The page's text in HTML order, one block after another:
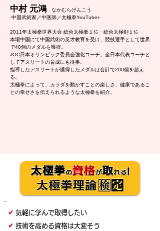
中村 元鴻 なかむらげんこう
-中国武術家／中医師／太極拳YouTuber-
2011年太極拳世界大会 総合太極拳１位・総合太極剣１位
本場中国にて中国武術の英才教育を受け、競技選手として世界
で40個のメダルを獲得。
JOC日本オリンピック委員会強化コーチ、全日本代表コーチと
してアスリートの育成にも従事。
指導したアスリートが獲得したメダルは合計で200個を超え
る。
太極拳によって、カラダを動かすことの楽しさ、健康であるこ
との幸せさを伝えられるような太極拳を紹介。
✔︎ 気軽に学んで取得したい
✔︎ 技術を高める資格は大変そう